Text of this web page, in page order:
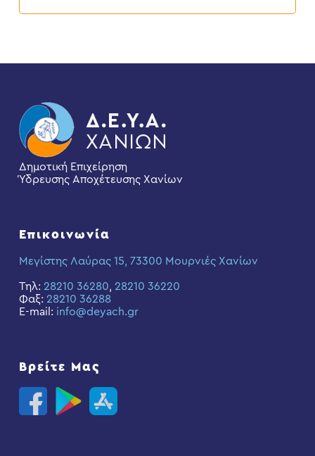
Δημοτική Επιχείρηση
Ύδρευσης Αποχέτευσης Χανίων
Επικοινωνία
Μεγίστης Λαύρας 15, 73300 Μουρνιές Χανίων
Τηλ: 28210 36280, 28210 36220
Φαξ: 28210 36288
E-mail: info@deyach.gr
Βρείτε Μας